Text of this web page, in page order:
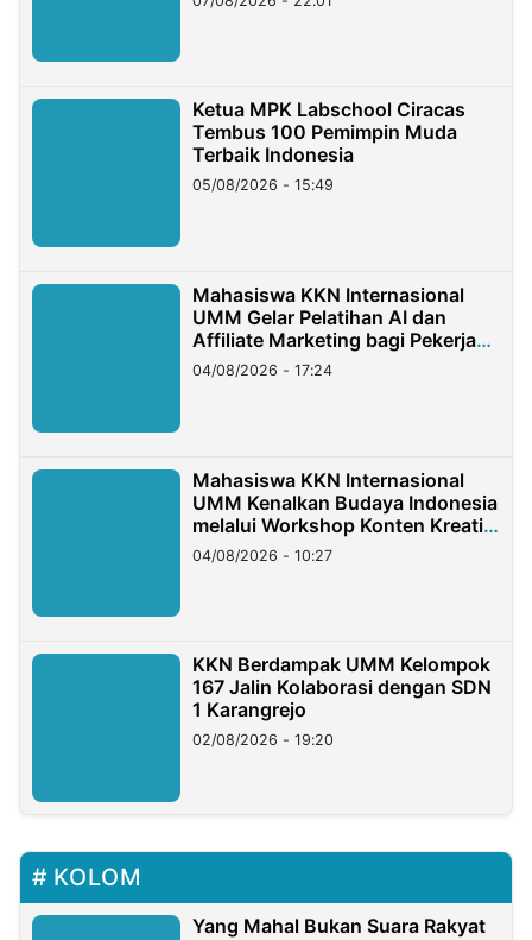
Ketua MPK Labschool Ciracas
Tembus 100 Pemimpin Muda
Terbaik Indonesia
05/08/2026 - 15:49
Mahasiswa KKN Internasional
UMM Gelar Pelatihan AI dan
Affiliate Marketing bagi Pekerja
Migran Indonesia di Taiwan
04/08/2026 - 17:24
Mahasiswa KKN Internasional
UMM Kenalkan Budaya Indonesia
melalui Workshop Konten Kreatif
di Taiwan
04/08/2026 - 10:27
KKN Berdampak UMM Kelompok
167 Jalin Kolaborasi dengan SDN
1 Karangrejo
02/08/2026 - 19:20
KOLOM
Yang Mahal Bukan Suara Rakyat